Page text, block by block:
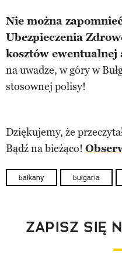
Nie można
Ubezpieczenia
kosztów
na uwadze, w góry w
stosownej polisy!
Dziękujemy, że
Bądź na bieżąco!
bałkany bułgaria
ZAPISZ SIĘ